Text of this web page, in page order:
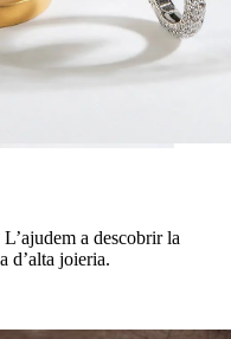
a descobrir la
d’alta joieria.